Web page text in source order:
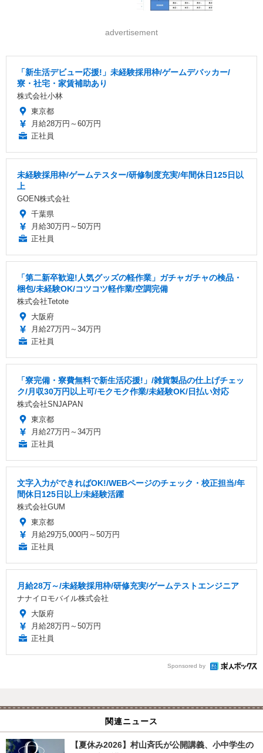
advertisement
「新生活デビュー応援!」未経験採用枠/ゲームデバッカー/
寮・社宅・家賃補助あり
株式会社小林
東京都
月給28万円～60万円
正社員
未経験採用枠/ゲームテスター/研修制度充実/年間休日125日以
上
GOEN株式会社
千葉県
月給30万円～50万円
正社員
「第二新卒歓迎!人気グッズの軽作業」ガチャガチャの検品・
梱包/未経験OK/コツコツ軽作業/空調完備
株式会社Tetote
大阪府
月給27万円～34万円
正社員
「寮完備・寮費無料で新生活応援!」/雑貨製品の仕上げチェッ
ク/月収30万円以上可/モクモク作業/未経験OK/日払い対応
株式会社SNJAPAN
東京都
月給27万円～34万円
正社員
文字入力ができればOK!/WEBページのチェック・校正担当/年
間休日125日以上/未経験活躍
株式会社GUM
東京都
月給29万5,000円～50万円
正社員
月給28万～/未経験採用枠/研修充実/ゲームテストエンジニア
ナナイロモバイル株式会社
大阪府
月給28万円～50万円
正社員
Sponsored by
関連ニュース
【夏休み2026】村山斉氏が公開講義、小中学生の